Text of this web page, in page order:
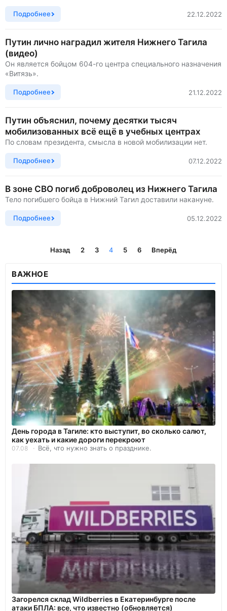
Подробнее 22.12.2022
Путин лично наградил жителя Нижнего Тагила
(видео)
Он является бойцом 604-го центра специального назначения
«Витязь».
Подробнее 21.12.2022
Путин объяснил, почему десятки тысяч
мобилизованных всё ещё в учебных центрах
По словам президента, смысла в новой мобилизации нет.
Подробнее 07.12.2022
В зоне СВО погиб доброволец из Нижнего Тагила
Тело погибшего бойца в Нижний Тагил доставили накануне.
Подробнее 05.12.2022
Назад 2 3 4 5 6 Вперёд
ВАЖНОЕ
День города в Тагиле: кто выступит, во сколько салют,
как уехать и какие дороги перекроют
07.08 Всё, что нужно знать о празднике.
Загорелся склад Wildberries в Екатеринбурге после
атаки БПЛА: все, что известно (обновляется)